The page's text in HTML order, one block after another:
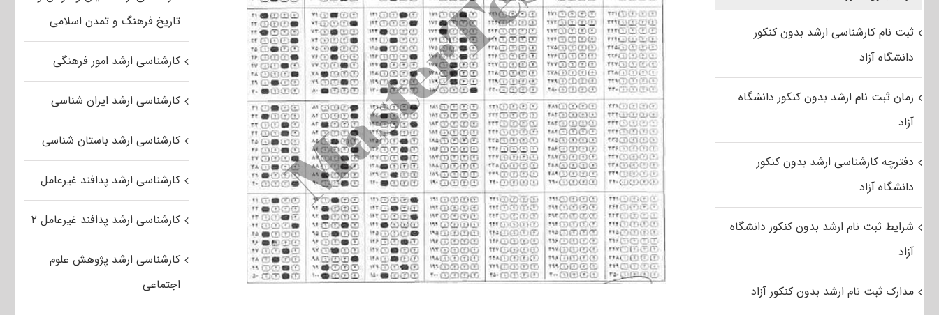
تاریخ فرهنگ و تمدن اسلامی
کارشناسی ارشد امور فرهنگی
کارشناسی ارشد ایران شناسی
کارشناسی ارشد باستان شناسی
کارشناسی ارشد پدافند غیرعامل
کارشناسی ارشد پدافند غیرعامل ۲
کارشناسی ارشد پژوهش علوم
اجتماعی
ثبت نام کارشناسی ارشد بدون کنکور
دانشگاه آزاد
زمان ثبت نام ارشد بدون کنکور دانشگاه
آزاد
دفترچه کارشناسی ارشد بدون کنکور
دانشگاه آزاد
شرایط ثبت نام ارشد بدون کنکور دانشگاه
آزاد
مدارک ثبت نام ارشد بدون کنکور آزاد